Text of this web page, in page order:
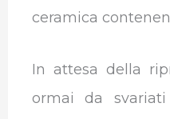
ceramica
In attesa della
ormai da